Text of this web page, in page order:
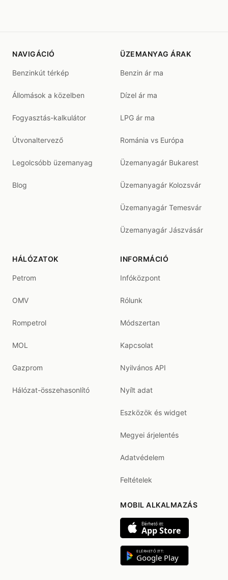
NAVIGÁCIÓ
Benzinkút térkép
Állomások a közelben
Fogyasztás-kalkulátor
Útvonaltervező
Legolcsóbb üzemanyag
Blog
ÜZEMANYAG ÁRAK
Benzin ár ma
Dízel ár ma
LPG ár ma
Románia vs Európa
Üzemanyagár Bukarest
Üzemanyagár Kolozsvár
Üzemanyagár Temesvár
Üzemanyagár Jászvásár
HÁLÓZATOK
Petrom
OMV
Rompetrol
MOL
Gazprom
Hálózat-összehasonlító
INFORMÁCIÓ
Infóközpont
Rólunk
Módszertan
Kapcsolat
Nyilvános API
Nyílt adat
Eszközök és widget
Megyei árjelentés
Adatvédelem
Feltételek
MOBIL ALKALMAZÁS
Elérhető itt:
App Store
ELÉRHETŐ ITT:
Google Play